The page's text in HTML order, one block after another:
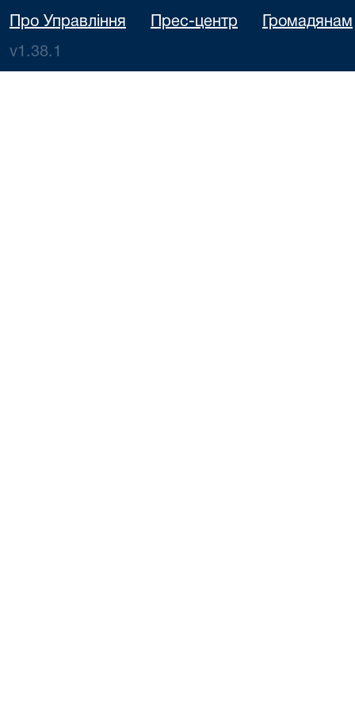
Про Управління Прес-центр Громадянам
v1.38.1